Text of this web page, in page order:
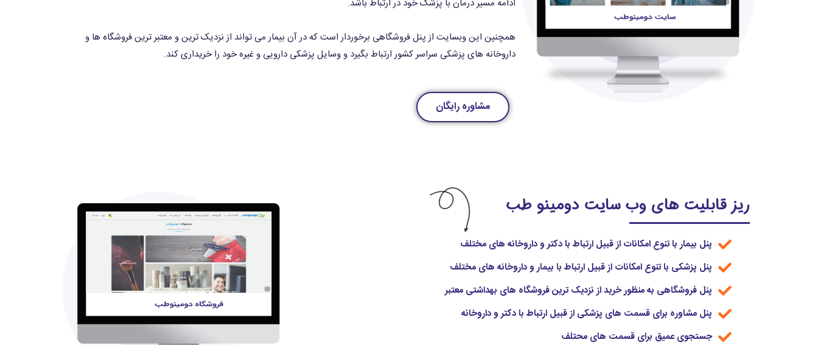
ادامه مسیر درمان با پزشک خود در ارتباط باشد.
همچنین این وبسایت از پنل فروشگاهی برخوردار است که در آن بیمار می تواند از نزدیک ترین و معتبر ترین فروشگاه ها و
داروخانه های پزشکی سراسر کشور ارتباط بگیرد و وسایل پزشکی دارویی و غیره خود را خریداری کند.
مشاوره رایگان
ریز قابلیت های وب سایت دومینو طب
پنل بیمار با تنوع امکانات از قبیل ارتباط با دکتر و داروخانه های مختلف
پنل پزشکی با تنوع امکانات از قبیل ارتباط با بیمار و داروخانه های مختلف
پنل فروشگاهی به منظور خرید از نزدیک ترین فروشگاه های بهداشتی معتبر
پنل مشاوره برای قسمت های پزشکی از قبیل ارتباط با دکتر و داروخانه
جستجوی عمیق برای قسمت های محتلف